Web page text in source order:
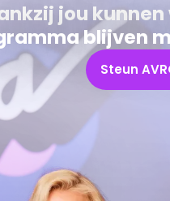
jou
blijven
Steun